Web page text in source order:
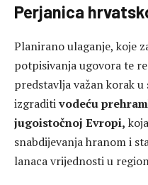
Perjanica
Planirano ulaganje, koje
potpisivanja ugovora te
predstavlja važan korak
izgraditivodeću
jugoistočnoj Evropi,
snabdijevanja hranom i
lanaca vrijednosti u